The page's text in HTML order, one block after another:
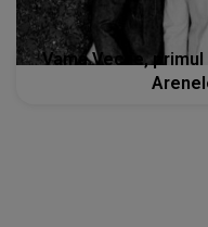
Vama Veche,